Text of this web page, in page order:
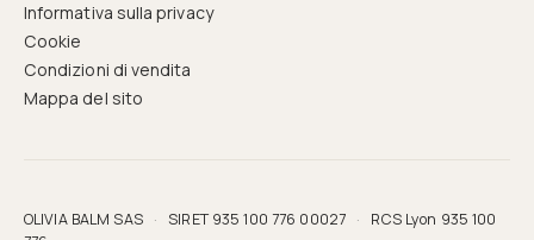
Informativa sulla privacy
Cookie
Condizioni di vendita
Mappa del sito
OLIVIA BALM SAS · SIRET 935 100 776 00027 ·
RCS Lyon 935 100